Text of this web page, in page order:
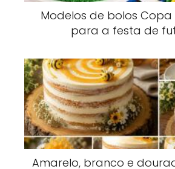
Modelos de bolos
para a festa de
Amarelo, branco e